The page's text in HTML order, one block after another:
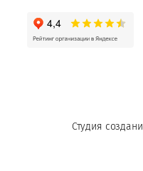
Студия